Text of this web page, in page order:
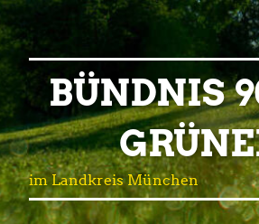
BÜNDNIS
im Landkreis München